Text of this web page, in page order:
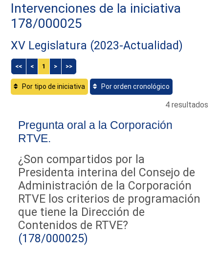
Intervenciones de la iniciativa
178/000025
XV Legislatura (2023-Actualidad)
<< < 1 > >>
Por tipo de iniciativa Por orden cronológico
4 resultados
Pregunta oral a la Corporación
RTVE.
¿Son compartidos por la
Presidenta interina del Consejo de
Administración de la Corporación
RTVE los criterios de programación
que tiene la Dirección de
Contenidos de RTVE?
(178/000025)